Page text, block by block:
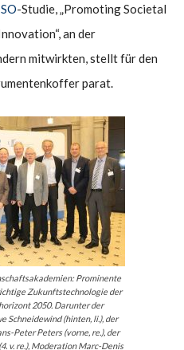
-Studie, „Promoting Societal
an der
mitwirkten, stellt für den
parat.
Prominente
Zukunftstechnologie der
2050. Darunter der
Schneidewind (hinten, li.), der
Peter Peters (vorne, re.), der
v. re.), Moderation Marc-Denis